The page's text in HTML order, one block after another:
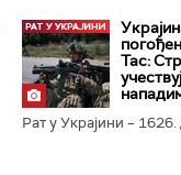
Тас:
Рат у Украјини –